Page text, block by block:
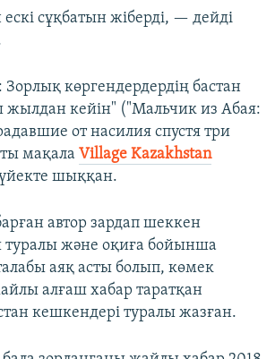
ескі сұқбатын жіберді, — дейді
көргендердердің бастан
кейін" ("Мальчик из Абая:
от насилия спустя три
мақала Village Kazakhstan
шыққан.
автор зардап шеккен
туралы және оқиға бойынша
аяқ асты болып, көмек
алғаш хабар таратқан
кешкендері туралы жазған.